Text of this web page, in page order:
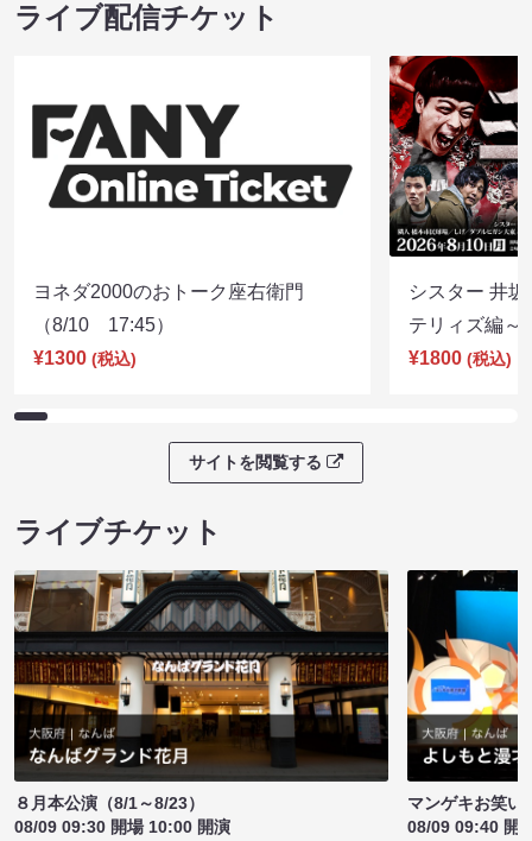
ライブ配信チケット
ヨネダ2000のおトーク座右衛門
（8/10 17:45）
¥1300 (税込)
シスター 井
テリィズ編
¥1800 (税込)
サイトを閲覧する
ライブチケット
８月本公演（8/1～8/23）
08/09 09:30 開場 10:00 開演
マンゲキお笑い
08/09 09:40 開